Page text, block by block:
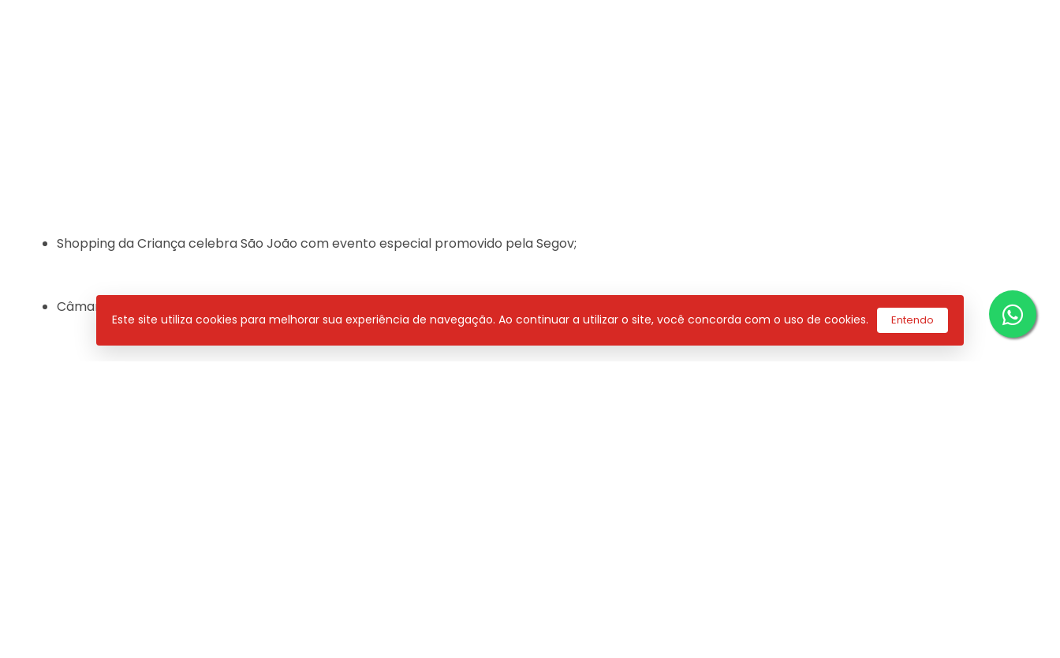
Shopping da Criança celebra São João com evento especial promovido pela Segov;
Câmara Municipal recebe prestação de contas da SEMFAZ em audiência pública
Este site utiliza cookies para melhorar sua experiência de navegação. Ao continuar a utilizar o site, você concorda com o uso de cookies. Entendo